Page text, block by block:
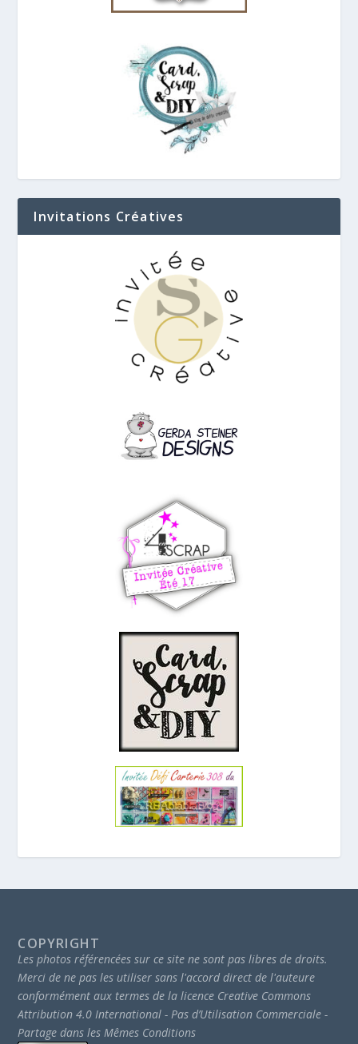
Invitations Créatives
COPYRIGHT
Les photos référencées sur ce site ne sont pas libres de droits.
Merci de ne pas les utiliser sans l'accord direct de l'auteure
conformément aux termes de la licence Creative Commons
Attribution 4.0 International - Pas d’Utilisation Commerciale -
Partage dans les Mêmes Conditions